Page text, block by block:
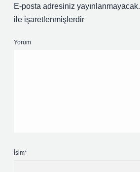
E-posta adresiniz yayınlanmayacak.
ile işaretlenmişlerdir
Yorum
İsim*